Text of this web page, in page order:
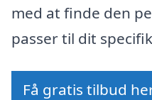
med at finde den
passer til dit
Få gratis tilbud